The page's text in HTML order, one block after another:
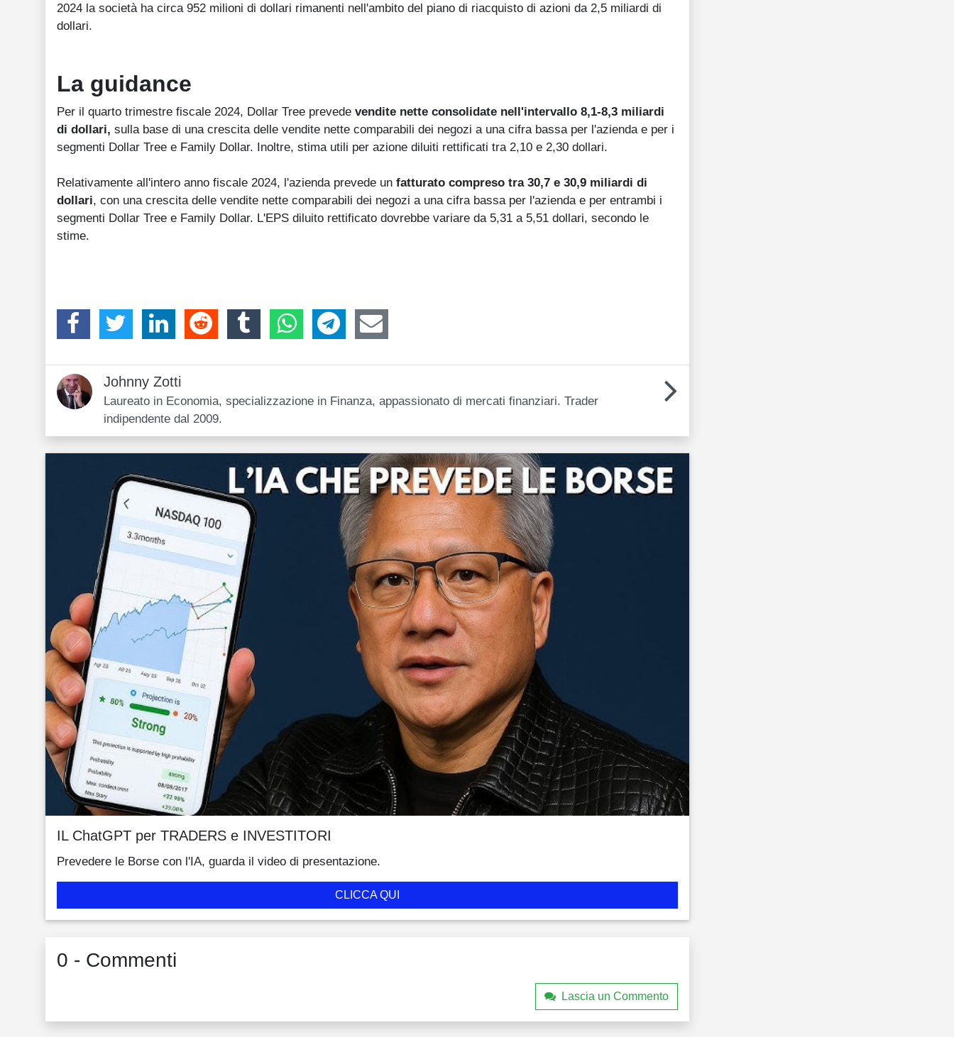
2024 la società ha circa 952 milioni di dollari rimanenti nell'ambito del piano di riacquisto di azioni da 2,5 miliardi di
dollari.
La guidance
Per il quarto trimestre fiscale 2024, Dollar Tree prevede vendite nette consolidate nell'intervallo 8,1-8,3 miliardi
di dollari, sulla base di una crescita delle vendite nette comparabili dei negozi a una cifra bassa per l'azienda e per i
segmenti Dollar Tree e Family Dollar. Inoltre, stima utili per azione diluiti rettificati tra 2,10 e 2,30 dollari.
Relativamente all'intero anno fiscale 2024, l'azienda prevede un fatturato compreso tra 30,7 e 30,9 miliardi di
dollari, con una crescita delle vendite nette comparabili dei negozi a una cifra bassa per l'azienda e per entrambi i
segmenti Dollar Tree e Family Dollar. L'EPS diluito rettificato dovrebbe variare da 5,31 a 5,51 dollari, secondo le
stime.
Johnny Zotti
Laureato in Economia, specializzazione in Finanza, appassionato di mercati finanziari. Trader
indipendente dal 2009.
IL ChatGPT per TRADERS e INVESTITORI
Prevedere le Borse con l'IA, guarda il video di presentazione.
CLICCA QUI
0 - Commenti
Lascia un Commento